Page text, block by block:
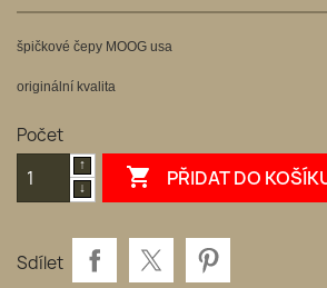
špičkové čepy MOOG usa
originální kvalita
Počet
 PŘIDAT DO
Sdílet